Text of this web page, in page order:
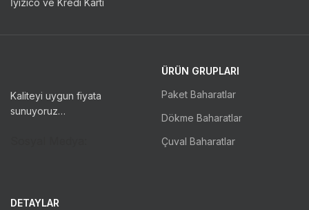
İyizico ve Kredi Kartı
Kaliteyi uygun fiyata
sunuyoruz…
ÜRÜN GRUPLARI
Paket Baharatlar
Dökme Baharatlar
Çuval Baharatlar
DETAYLAR